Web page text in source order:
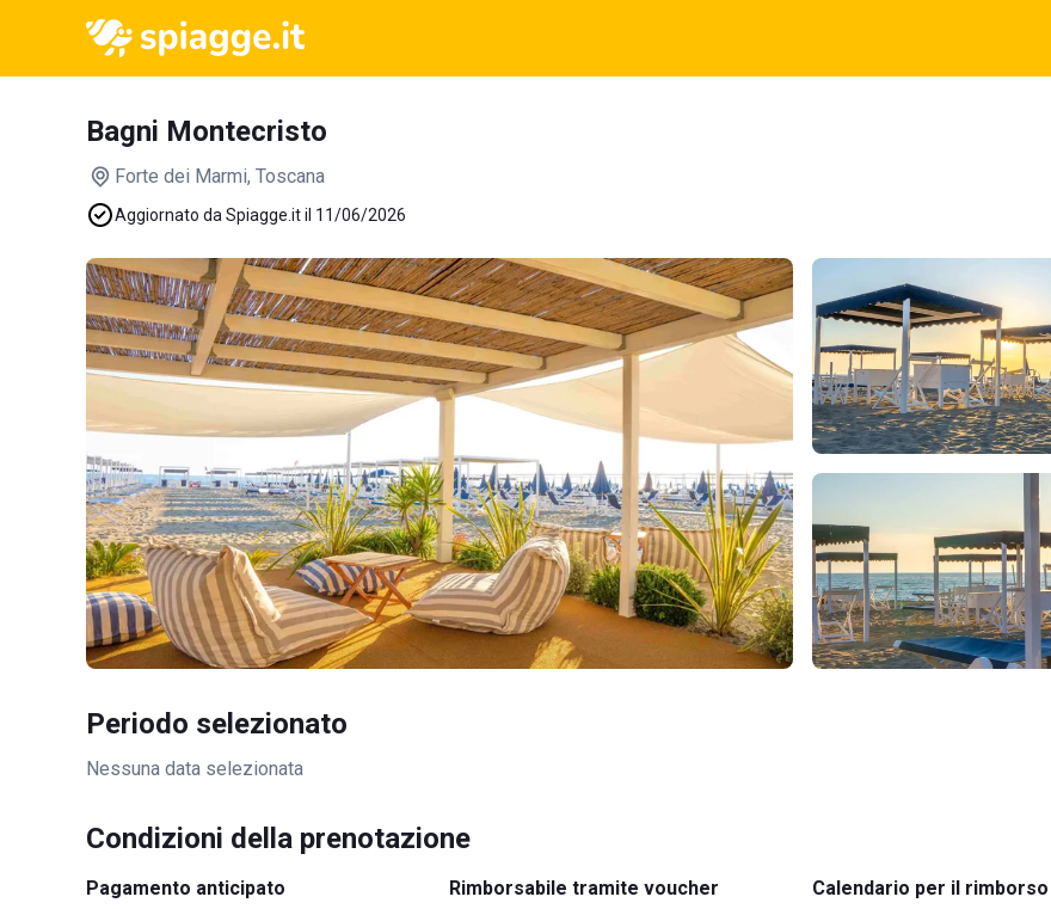
Bagni Montecristo
Forte dei Marmi, Toscana
Aggiornato da Spiagge.it il 11/06/2026
Periodo selezionato
Nessuna data selezionata
Condizioni della prenotazione
Pagamento anticipato
Rimborsabile tramite voucher
Calendario per il rimborso